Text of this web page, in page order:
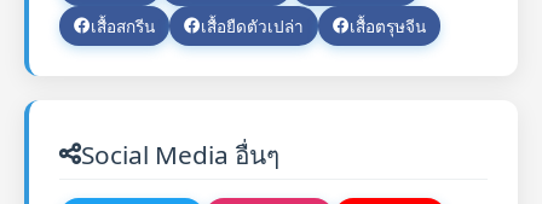
เสื้อสกรีน
เสื้อยืดตัวเปล่า เสื้อตรุษจีน
Social Media อื่นๆ